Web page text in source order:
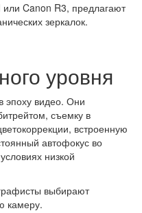
Canon R3, предлагают
зеркалок.
уровня
эпоху видео. Они
съемку в
встроенную
автофокус во
низкой
выбирают
камеру.